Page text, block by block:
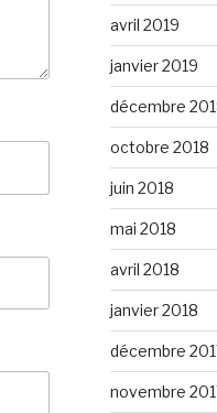
avril 2019
janvier 2019
décembre
octobre 2018
juin 2018
mai 2018
avril 2018
janvier 2018
décembre
novembre